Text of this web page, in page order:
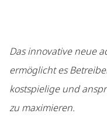
Das innovative neue
ermöglicht es
kostspielige und
zu maximieren.